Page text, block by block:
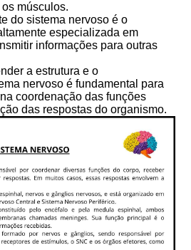
músculos.
do sistema nervoso é o
especializada em
informações para outras
a estrutura e o
nervoso é fundamental para
coordenação das funções
das respostas do organismo.